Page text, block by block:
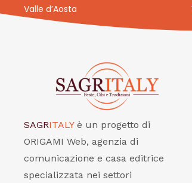
Valle d’Aosta
SAGRITALY è un progetto di
ORIGAMI Web, agenzia di
comunicazione e casa editrice
specializzata nei settori